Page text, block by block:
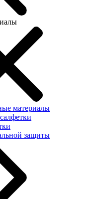
материалы
защиты